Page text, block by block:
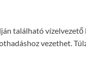
található vízelvezető
vezethet.